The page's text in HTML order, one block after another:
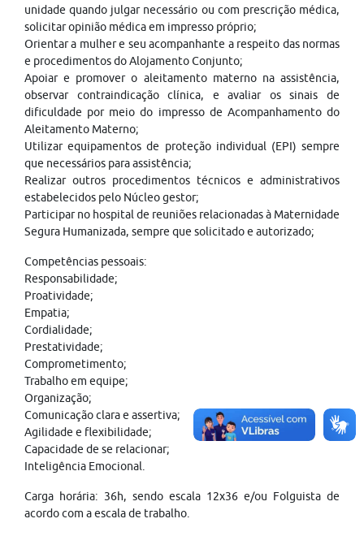
unidade quando julgar necessário ou com prescrição médica,
solicitar opinião médica em impresso próprio;
Orientar a mulher e seu acompanhante a respeito das normas
e procedimentos do Alojamento Conjunto;
Apoiar e promover o aleitamento materno na assistência,
observar contraindicação clínica, e avaliar os sinais de
dificuldade por meio do impresso de Acompanhamento do
Aleitamento Materno;
Utilizar equipamentos de proteção individual (EPI) sempre
que necessários para assistência;
Realizar outros procedimentos técnicos e administrativos
estabelecidos pelo Núcleo gestor;
Participar no hospital de reuniões relacionadas à Maternidade
Segura Humanizada, sempre que solicitado e autorizado;
Competências pessoais:
Responsabilidade;
Proatividade;
Empatia;
Cordialidade;
Prestatividade;
Comprometimento;
Trabalho em equipe;
Organização;
Comunicação clara e assertiva;
Agilidade e flexibilidade;
Capacidade de se relacionar;
Inteligência Emocional.
Carga horária: 36h, sendo escala 12x36 e/ou Folguista de
acordo com a escala de trabalho.